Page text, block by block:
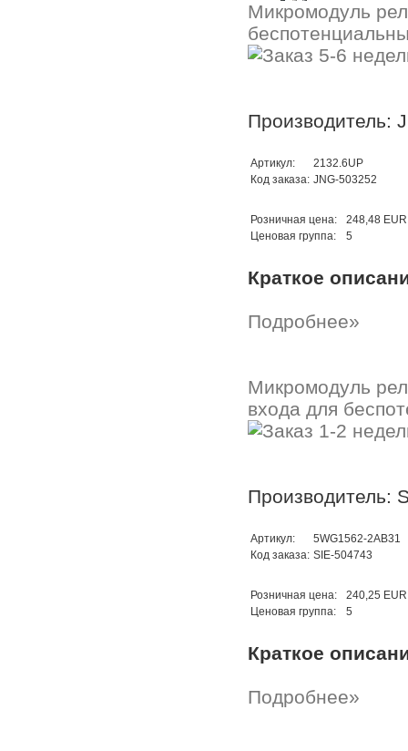
Микромодуль
Производитель:
Артикул:
2132.6UP
Код заказа: JNG-503252
Розничная цена:
248,48 EUR
Ценовая группа:
5
Краткое
Подробнее»
Микромодуль
входа для
Производитель:
Артикул:
5WG1562-2AB31
Код заказа: SIE-504743
Розничная цена:
240,25 EUR
Ценовая группа:
5
Краткое
Подробнее»